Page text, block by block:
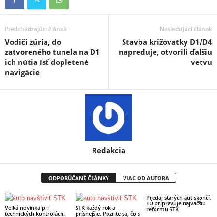
Predchádzajúci článok
Vodiči zúria, do
zatvoreného tunela na D1
ich nútia ísť dopletené
navigácie
Nasledujúci článok
Stavba križovatky D1/D4
napreduje, otvorili ďalšiu
vetvu
Redakcia
ODPORÚČANÉ ČLÁNKY VIAC OD AUTORA
Veľká novinka pri
technických kontrolách.
STK každý rok a
prísnejšie. Pozrite sa, čo s
Predaj starých áut skončí.
EÚ pripravuje najväčšiu
reformu STK